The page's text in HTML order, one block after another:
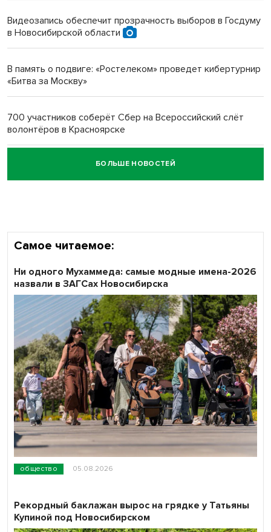
Новосибирский преподаватель с женой вошли в топ-16
Обновлённое отделение ВТБ открылось в Искитиме
Видеозапись обеспечит прозрачность выборов в Госдуму
в Новосибирской области
В память о подвиге: «Ростелеком» проведет кибертурнир
«Битва за Москву»
700 участников соберёт Сбер на Всероссийский слёт
волонтёров в Красноярске
Честный выбор: видеонаблюдение обеспечит
объективность результатов ЕДГ в Новосибирской
БОЛЬШЕ НОВОСТЕЙ
Самое читаемое:
общество 05.08.2026
Ни одного Мухаммеда: самые модные имена-2026
назвали в ЗАГСах Новосибирска
Рекордный баклажан вырос на грядке у Татьяны
Купиной под Новосибирском